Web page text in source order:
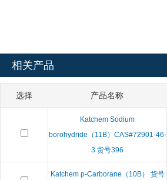
相关产品
选择 产品名称
Katchem Sodium
borohydride（11B）CAS#72901-46-
3 货号396
Katchem p-Carborane（10B） 货号